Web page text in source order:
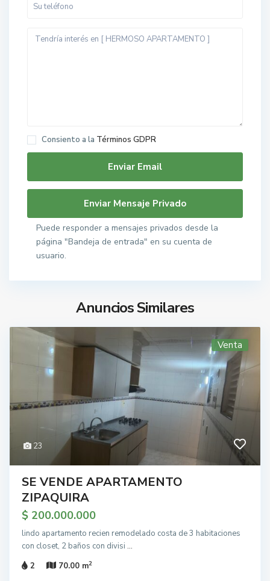
Consiento a la Términos GDPR
Puede responder a mensajes privados desde la
página "Bandeja de entrada" en su cuenta de
usuario.
Anuncios Similares
23
Venta
SE VENDE APARTAMENTO
ZIPAQUIRA
$ 200.000.000
lindo apartamento recien remodelado costa de 3 habitaciones
con closet, 2 baños con divisi ...
2
70.00 m2